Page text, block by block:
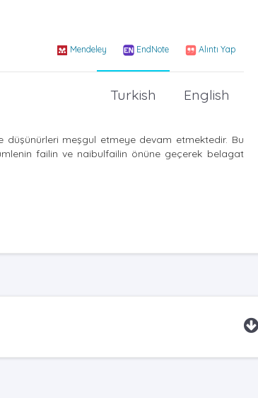
Mendeley EndNote Alıntı Yap
English
Turkish
düşünürleri meşgul etmeye devam etmektedir. Bu
failin ve naibulfailin önüne geçerek belagat